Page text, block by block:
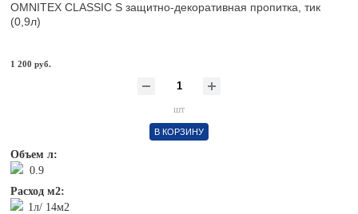
OMNITEX CLASSIC S защитно-декоративная пропитка, тик
(0,9л)
1 200 руб.
шт
В КОРЗИНУ
Объем л:
0.9
Расход м2:
1л/ 14м2